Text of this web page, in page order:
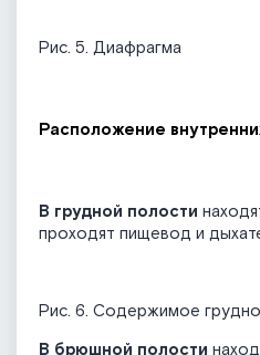
Рис. 5. Диафрагма
Расположение
В грудной полости
проходят пищевод и
Рис. 6. Содержимое
В брюшной полости